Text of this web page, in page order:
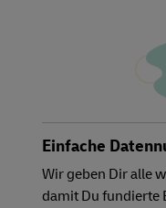
Einfache
Wir geben Dir alle
damit Du fundierte